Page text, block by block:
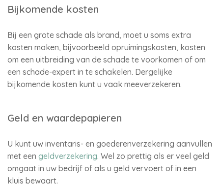
Bijkomende kosten
Bij een grote schade als brand, moet u soms extra
kosten maken, bijvoorbeeld opruimingskosten, kosten
om een uitbreiding van de schade te voorkomen of om
een schade-expert in te schakelen. Dergelijke
bijkomende kosten kunt u vaak meeverzekeren.
Geld en waardepapieren
U kunt uw inventaris- en goederenverzekering aanvullen
met een geldverzekering. Wel zo prettig als er veel geld
omgaat in uw bedrijf of als u geld vervoert of in een
kluis bewaart.